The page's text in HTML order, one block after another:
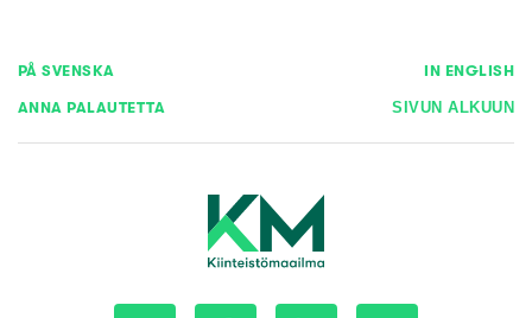
PÅ SVENSKA IN ENGLISH
ANNA PALAUTETTA SIVUN ALKUUN